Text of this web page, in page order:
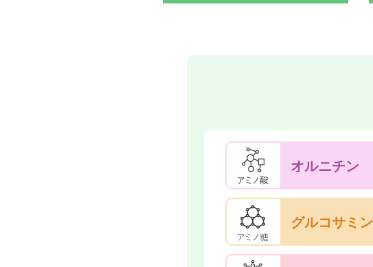
オルニチン
グルコサミン